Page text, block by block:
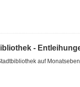
-
auf